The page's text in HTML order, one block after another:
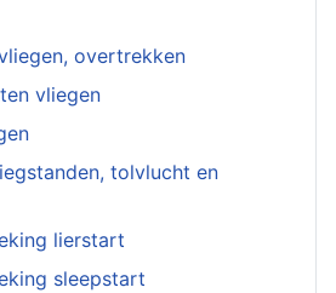
overtrekken
vliegen
tolvlucht en
lierstart
sleepstart